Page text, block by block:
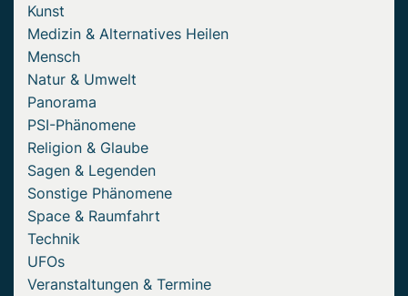
Kunst
Medizin & Alternatives Heilen
Mensch
Natur & Umwelt
Panorama
PSI-Phänomene
Religion & Glaube
Sagen & Legenden
Sonstige Phänomene
Space & Raumfahrt
Technik
UFOs
Veranstaltungen & Termine